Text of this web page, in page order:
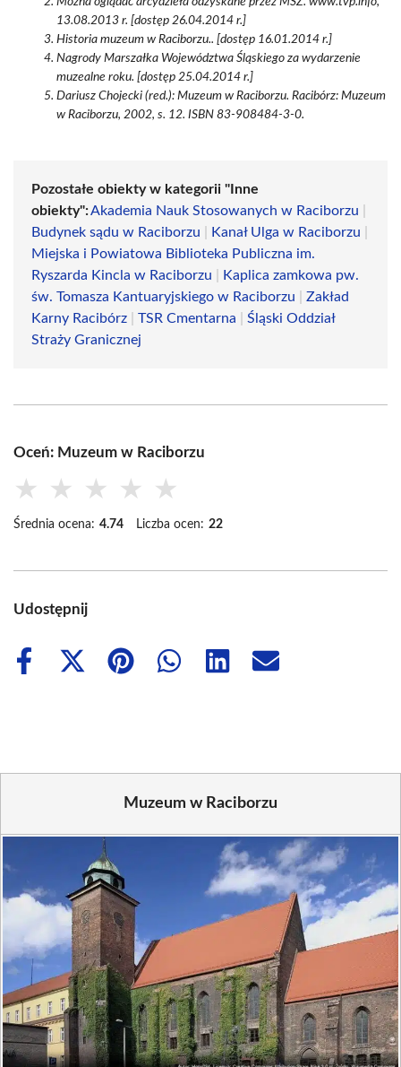
13.08.2013 r. [dostęp 26.04.2014 r.]
Historia muzeum w Raciborzu.. [dostęp 16.01.2014 r.]
Nagrody Marszałka Województwa Śląskiego za wydarzenie
muzealne roku. [dostęp 25.04.2014 r.]
Dariusz Chojecki (red.): Muzeum w Raciborzu. Racibórz: Muzeum
w Raciborzu, 2002, s. 12. ISBN 83-908484-3-0.
Pozostałe obiekty w kategorii "Inne
obiekty":Akademia Nauk Stosowanych w Raciborzu
Budynek sądu w Raciborzu
Kanał Ulga w Raciborzu
Miejska i Powiatowa Biblioteka Publiczna im.
Ryszarda Kincla w Raciborzu
Kaplica zamkowa pw.
św. Tomasza Kantuaryjskiego w Raciborzu
Zakład
Karny Racibórz
TSR Cmentarna
Śląski Oddział
Straży Granicznej
Oceń: Muzeum w Raciborzu
★ ★ ★ ★ ★
Średnia ocena: 4.74 Liczba ocen: 22
Udostępnij
Share
Share
Share
Share
Share
Share
Muzeum w Raciborzu